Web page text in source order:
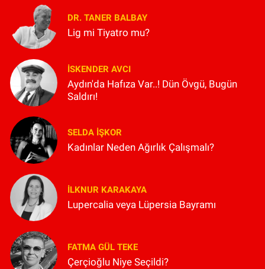
DR. TANER BALBAY
Lig mi Tiyatro mu?
İSKENDER AVCI
Aydın'da Hafıza Var..! Dün Övgü, Bugün
Saldırı!
SELDA İŞKOR
Kadınlar Neden Ağırlık Çalışmalı?
İLKNUR KARAKAYA
Lupercalia veya Lüpersia Bayramı
FATMA GÜL TEKE
Çerçioğlu Niye Seçildi?